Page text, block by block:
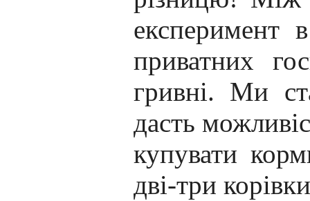
експеримент
приватних
гривні. Ми
дасть
купувати
дві-три